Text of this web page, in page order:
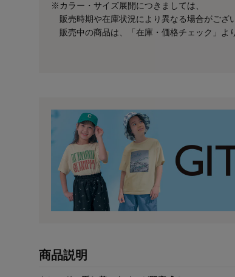
※カラー・サイズ展開につきましては、
販売時期や在庫状況により異なる場合がござ
販売中の商品は、「在庫・価格チェック」よ
商品説明